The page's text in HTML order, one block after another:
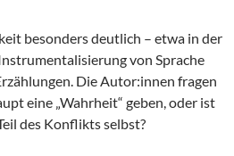
besonders deutlich – etwa in der
von Sprache
Die Autor:innen fragen
eine „Wahrheit“ geben, oder ist
des Konflikts selbst?